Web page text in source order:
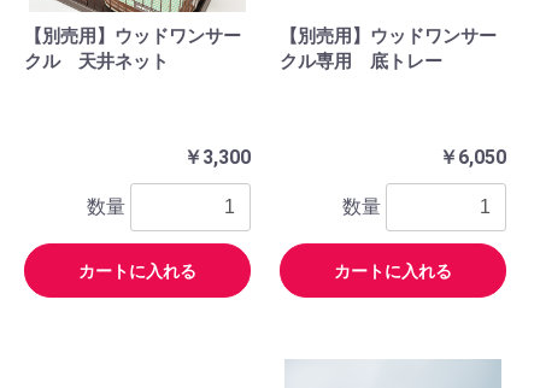
【別売用】ウッドワンサー
クル 天井ネット
￥3,300
数量
カートに入れる
【別売用】ウッドワンサー
クル専用 底トレー
￥6,050
数量
カートに入れる